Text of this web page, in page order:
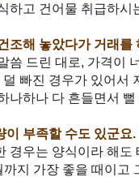
하고 건어물 취급하
조해 놓았다가 거래
씀 드린 대로, 가격이
빠진 경우가 있어서
나하나 다 흔들면서
이 부족할 수도 있군
경우는 양식이라 해
지 가장 좋을 때이고